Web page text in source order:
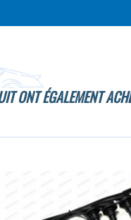
ONT ÉGALEMENT